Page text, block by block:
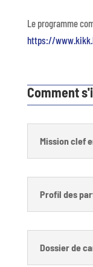
Le programme
https://
Comment
Mission clef
Profil des
Dossier de